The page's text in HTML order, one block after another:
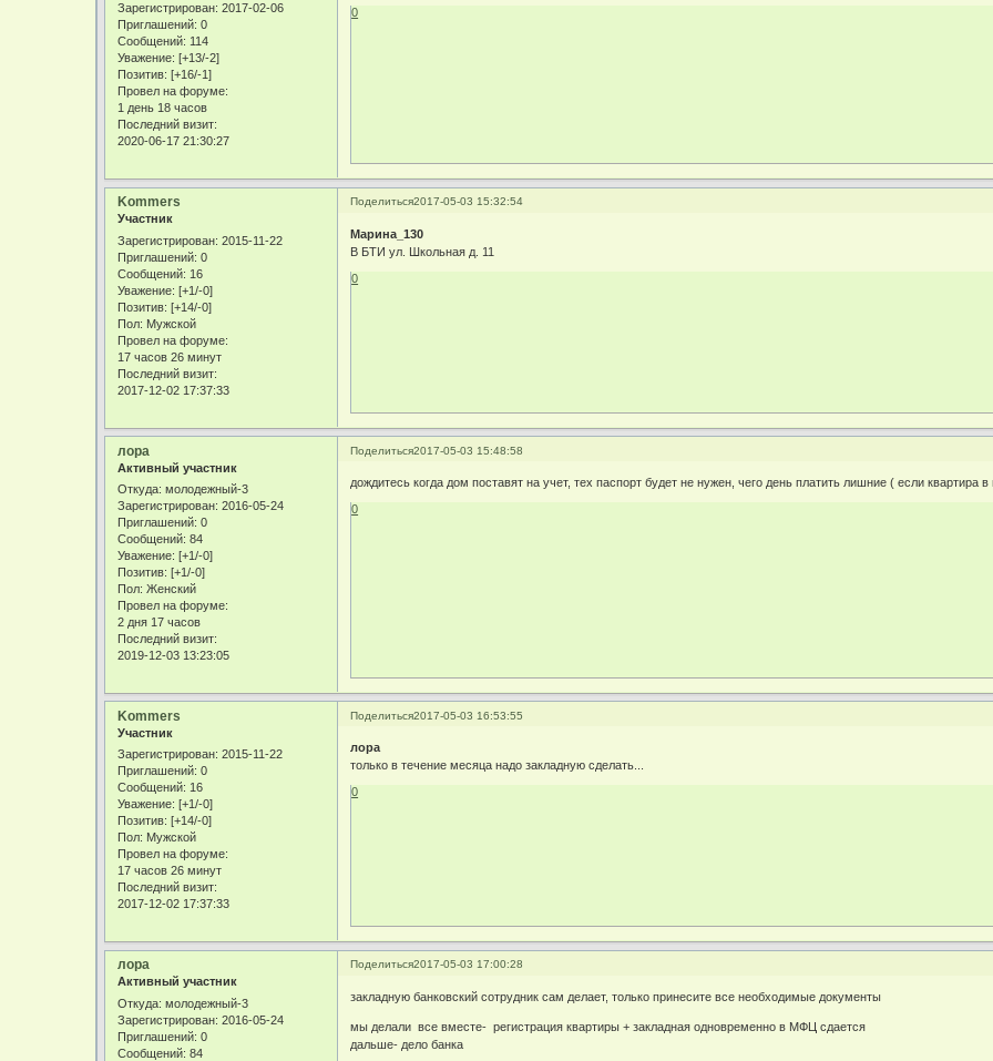
Зарегистрирован: 2017-02-06
Приглашений: 0
Сообщений: 114
Уважение: [+13/-2]
Позитив: [+16/-1]
Провел на форуме:
1 день 18 часов
Последний визит:
2020-06-17 21:30:27
0
Поделиться2017-05-03 15:32:54
Kommers
Участник
Зарегистрирован: 2015-11-22
Приглашений: 0
Сообщений: 16
Уважение: [+1/-0]
Позитив: [+14/-0]
Пол: Мужской
Провел на форуме:
17 часов 26 минут
Последний визит:
2017-12-02 17:37:33
Марина_130
В БТИ ул. Школьная д. 11
0
Поделиться2017-05-03 15:48:58
лора
Активный участник
Откуда: молодежный-3
Зарегистрирован: 2016-05-24
Приглашений: 0
Сообщений: 84
Уважение: [+1/-0]
Позитив: [+1/-0]
Пол: Женский
Провел на форуме:
2 дня 17 часов
Последний визит:
2019-12-03 13:23:05
дождитесь когда дом поставят на учет, тех паспорт будет не нужен, чего день платить лишние ( если квартира в
0
Поделиться2017-05-03 16:53:55
Kommers
Участник
Зарегистрирован: 2015-11-22
Приглашений: 0
Сообщений: 16
Уважение: [+1/-0]
Позитив: [+14/-0]
Пол: Мужской
Провел на форуме:
17 часов 26 минут
Последний визит:
2017-12-02 17:37:33
лора
только в течение месяца надо закладную сделать...
0
Поделиться2017-05-03 17:00:28
лора
Активный участник
Откуда: молодежный-3
Зарегистрирован: 2016-05-24
Приглашений: 0
Сообщений: 84
закладную банковский сотрудник сам делает, только принесите все необходимые документы
мы делали все вместе- регистрация квартиры + закладная одновременно в МФЦ сдается
дальше- дело банка